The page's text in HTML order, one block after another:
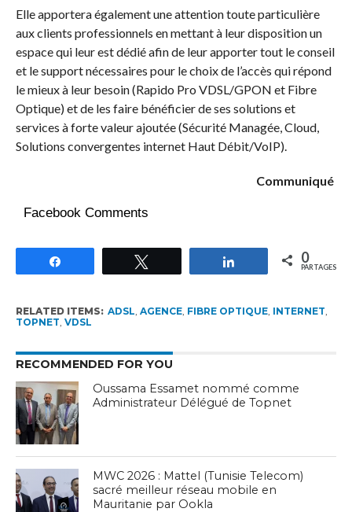
Elle apportera également une attention toute particulière
aux clients professionnels en mettant à leur disposition un
espace qui leur est dédié afin de leur apporter tout le conseil
et le support nécessaires pour le choix de l’accès qui répond
le mieux à leur besoin (Rapido Pro VDSL/GPON et Fibre
Optique) et de les faire bénéficier de ses solutions et
services à forte valeur ajoutée (Sécurité Managée, Cloud,
Solutions convergentes internet Haut Débit/VoIP).
Communiqué
Facebook Comments
Partagez 0
PARTAGES
RELATED ITEMS: ADSL AGENCE, FIBRE OPTIQUE, INTERNET
TOPNET VDSL
RECOMMENDED FOR YOU
Oussama Essamet nommé comme
Administrateur Délégué de Topnet
MWC 2026 : Mattel (Tunisie Telecom)
sacré meilleur réseau mobile en
Mauritanie par Ookla